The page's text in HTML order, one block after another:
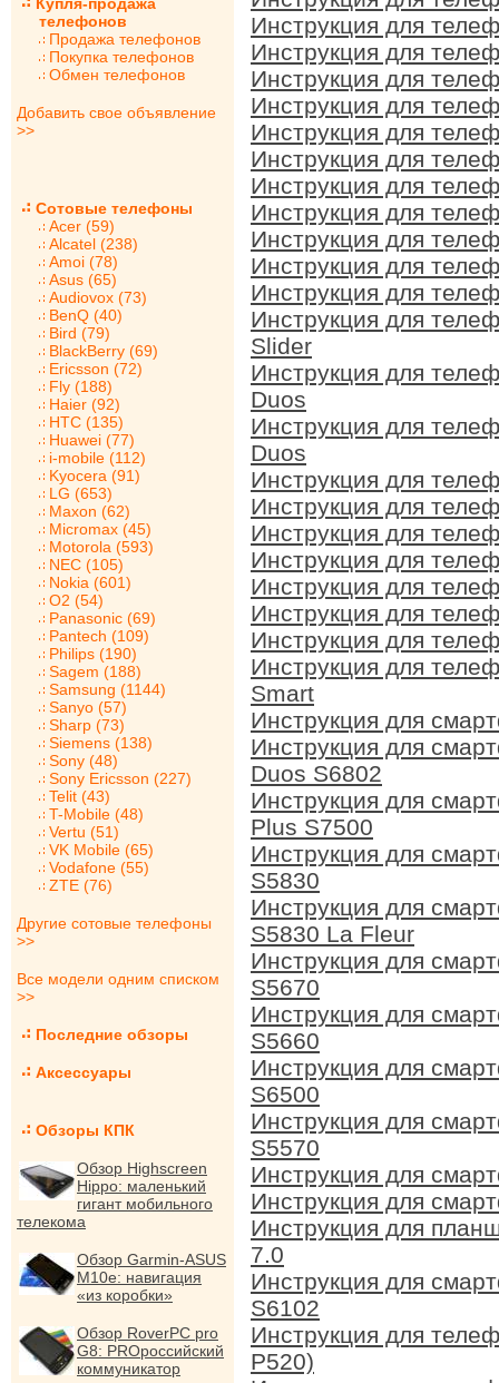
телефонов
Продажа телефонов
Покупка телефонов
Обмен телефонов
Добавить свое объявление
>>
Сотовые телефоны
Acer (59)
Alcatel (238)
Amoi (78)
Asus (65)
Audiovox (73)
BenQ (40)
Bird (79)
BlackBerry (69)
Ericsson (72)
Fly (188)
Haier (92)
HTC (135)
Huawei (77)
i-mobile (112)
Kyocera (91)
LG (653)
Maxon (62)
Micromax (45)
Motorola (593)
NEC (105)
Nokia (601)
O2 (54)
Panasonic (69)
Pantech (109)
Philips (190)
Sagem (188)
Samsung (1144)
Sanyo (57)
Sharp (73)
Siemens (138)
Sony (48)
Sony Ericsson (227)
Telit (43)
T-Mobile (48)
Vertu (51)
VK Mobile (65)
Vodafone (55)
ZTE (76)
Другие сотовые телефоны
>>
Все модели одним списком
>>
Последние обзоры
Аксессуары
Обзоры КПК
Обзор Highscreen
Hippo: маленький
гигант мобильного
телекома
Обзор Garmin-ASUS
M10e: навигация
«из коробки»
Обзор RoverPC pro
G8: PROроссийский
коммуникатор
Инструкция для
Инструкция для
Инструкция для
Инструкция для
Инструкция для
Инструкция для
Инструкция для
Инструкция для
Инструкция для
Инструкция для
Инструкция для
Инструкция для
Slider
Инструкция для
Duos
Инструкция для
Duos
Инструкция для
Инструкция для
Инструкция для
Инструкция для
Инструкция для
Инструкция для
Инструкция для
Инструкция для
Smart
Инструкция для
Инструкция для
Duos S6802
Инструкция для
Plus S7500
Инструкция для
S5830
Инструкция для
S5830 La Fleur
Инструкция для
S5670
Инструкция для
S5660
Инструкция для
S6500
Инструкция для
S5570
Инструкция для
Инструкция для
Инструкция для
7.0
Инструкция для
S6102
Инструкция для
P520)